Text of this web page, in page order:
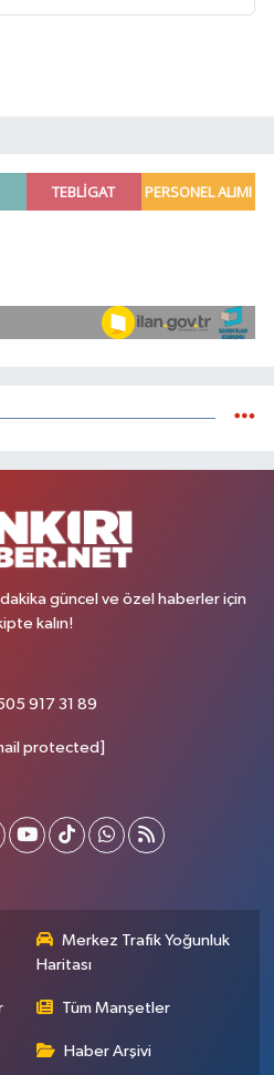
güncel ve özel haberler için
kalın!
917 31 89
protected]
Merkez Trafik Yoğunluk
Haritası
Tüm Manşetler
Haber Arşivi